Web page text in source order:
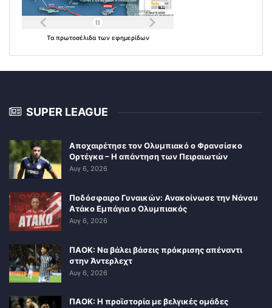
Τα πρωτοσέλιδα των εφημερίδων
SUPER LEAGUE
Αποχαιρέτησε τον Ολυμπιακό ο Φρανσίσκο
Ορτέγκα – Η απάντηση των Πειραιωτών
Αυγ 6, 2026
Ποδόσφαιρο Γυναικών: Ανακοίνωσε την Νάνσυ
Ατάκο Εμπάγια ο Ολυμπιακός
Αυγ 6, 2026
ΠΑΟΚ: Να βάλει βάσεις πρόκρισης απέναντι
στην Άντερλεχτ
Αυγ 6, 2026
ΠΑΟΚ: Η προϊστορία με βελγικές ομάδες